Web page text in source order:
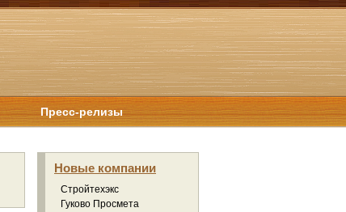
Пресс-релизы
Новые компании
Стройтехэкс
Гуково Просмета